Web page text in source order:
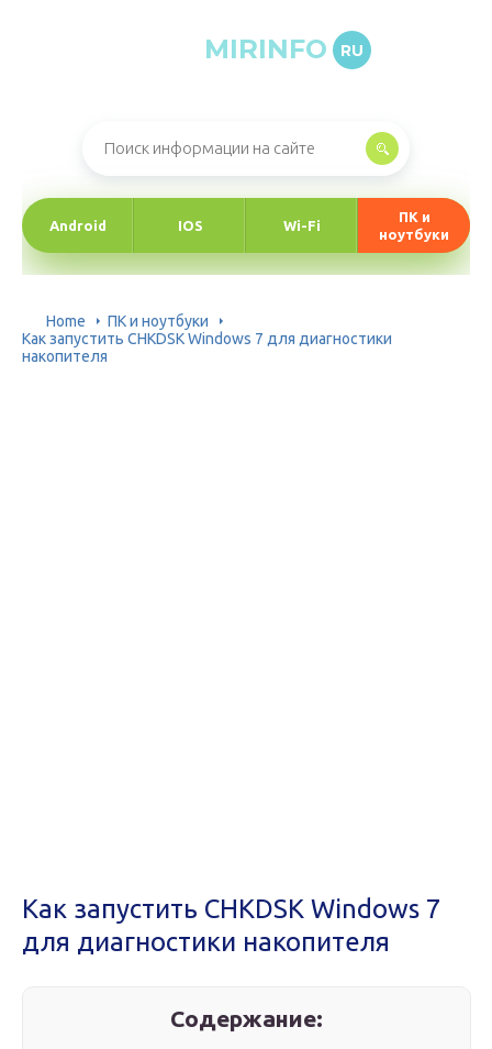
MIRINFO RU
Android IOS Wi-Fi
ПК и
ноутбуки
Home
ПК и ноутбуки
Как запустить CHKDSK Windows 7 для диагностики
накопителя
Как запустить CHKDSK Windows 7
для диагностики накопителя
Содержание: